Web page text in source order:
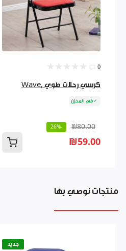
0
كرسي رحلات طوي ,Wave
في المخزن
₪80.00
-26%
₪59.00
منتجات نوصي بها
جديد